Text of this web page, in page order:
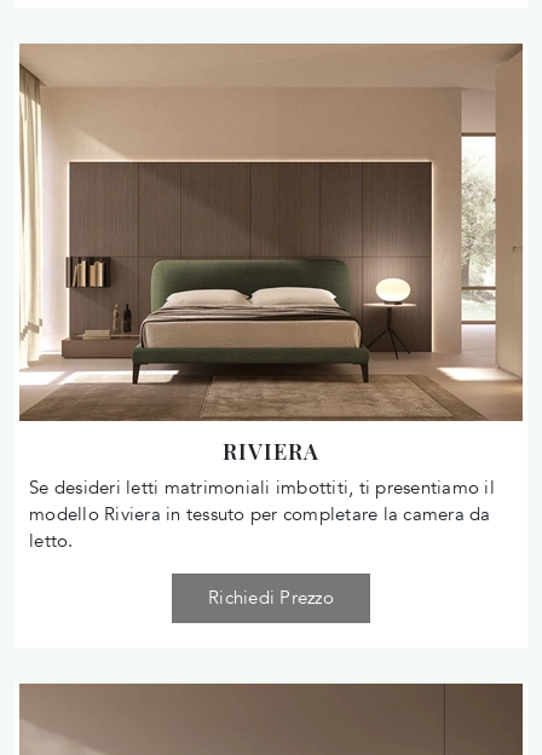
RIVIERA
Se desideri letti matrimoniali imbottiti, ti presentiamo il
modello Riviera in tessuto per completare la camera da
letto.
Richiedi Prezzo